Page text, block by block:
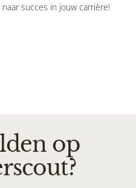
succes in jouw carrière!
op